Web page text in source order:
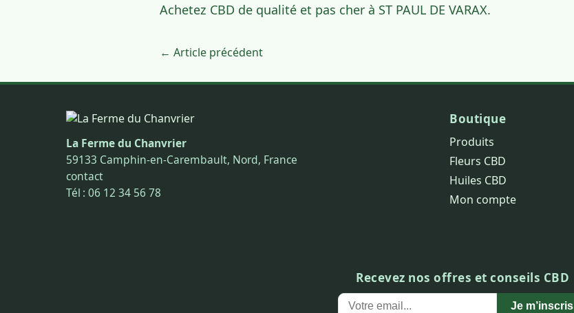
Achetez CBD de qualité et pas cher à ST PAUL DE VARAX.
← Article précédent
La Ferme du Chanvrier
59133 Camphin-en-Carembault, Nord, France
contact
Tél : 06 12 34 56 78
Boutique
Produits
Fleurs CBD
Huiles CBD
Mon compte
Recevez nos offres et conseils CBD
Je m’inscris